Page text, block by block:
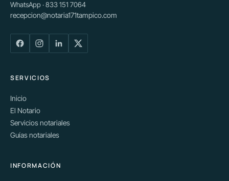
WhatsApp · 833 151 7064
recepcion@notaria171tampico.com
SERVICIOS
Inicio
El Notario
Servicios notariales
Guías notariales
INFORMACIÓN